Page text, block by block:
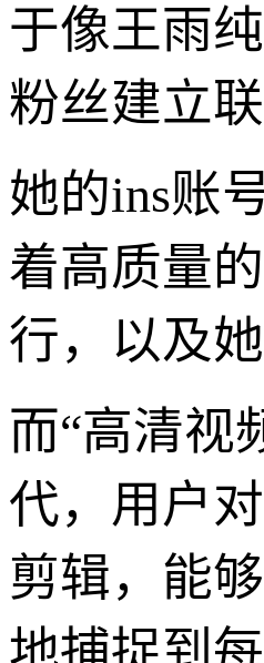
于像王雨
粉丝建立
她的ins账
着高质量
行，以及
而“高清视
代，用户
剪辑，能
地捕捉到